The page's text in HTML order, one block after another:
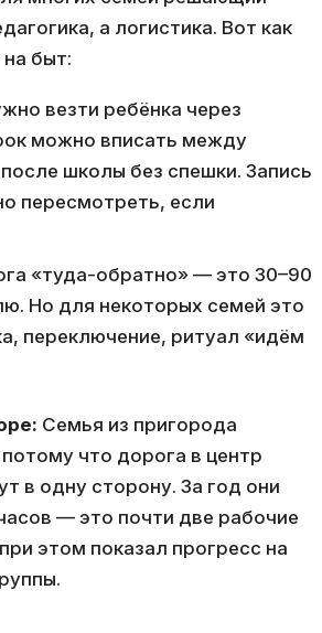
а логистика. Вот как
быт:
везти ребёнка через
можно вписать между
школы без спешки. Запись
пересмотреть, если
«туда-обратно» — это 30–90
Но для некоторых семей это
переключение, ритуал «идём
Семья из пригорода
что дорога в центр
в одну сторону. За год они
— это почти две рабочие
этом показал прогресс на